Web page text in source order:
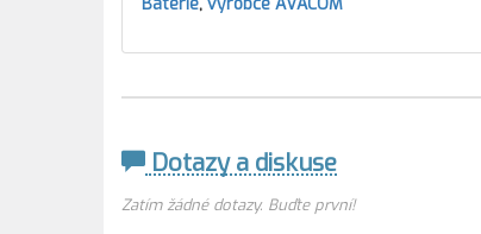
Dotazy a diskuse
Zatím žádné dotazy. Buďte první!